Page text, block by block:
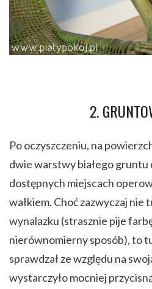
2.
Po oczyszczeniu, na
dwie warstwy białego gruntu
dostępnych miejscach
wałkiem. Choć zazwyczaj nie
wynalazku (strasznie pije
nierównomierny sposób), to
sprawdzał ze względu na
wystarczyło mocniej